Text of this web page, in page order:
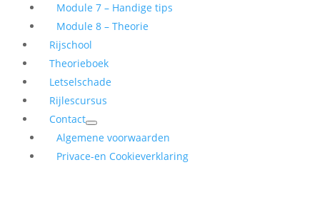
Module 7 – Handige tips
Module 8 – Theorie
Rijschool
Theorieboek
Letselschade
Rijlescursus
Contact
Algemene voorwaarden
Privace-en Cookieverklaring